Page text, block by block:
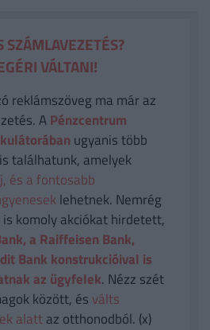
SZÁMLAVEZETÉS?
VÁLTANI!
reklámszöveg ma már az
APénzcentrum
ugyanis több
találhatunk, amelyek
és a fontosabb
lehetnek. Nemrég
komoly akciókat hirdetett,
a Raiffeisen Bank,
Bank konstrukcióival is
az ügyfelek. Nézz szét
között, és válts
alattaz otthonodból. (x)